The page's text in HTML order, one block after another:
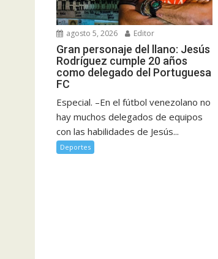
agosto 5, 2026 Editor
Gran personaje del llano: Jesús
Rodríguez cumple 20 años
como delegado del Portuguesa
FC
Especial. –En el fútbol venezolano no
hay muchos delegados de equipos
con las habilidades de Jesús...
Deportes